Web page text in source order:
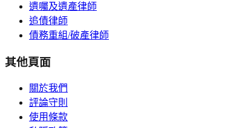
遺囑及遺產律師
追債律師
債務重組/破產律師
其他頁面
關於我們
評論守則
使用條款